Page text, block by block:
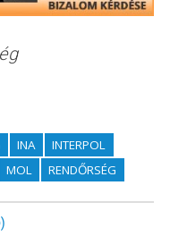
INA
INTERPOL
MOL RENDŐRSÉG